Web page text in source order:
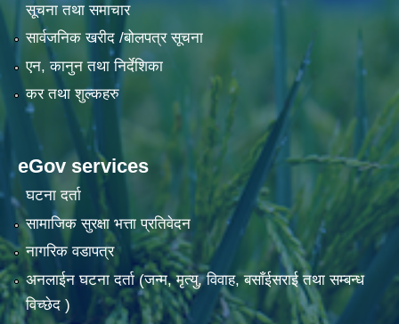
सूचना तथा समाचार
सार्वजनिक खरीद /बोलपत्र सूचना
एन, कानुन तथा निर्देशिका
कर तथा शुल्कहरु
eGov services
घटना दर्ता
सामाजिक सुरक्षा भत्ता प्रतिवेदन
नागरिक वडापत्र
अनलाईन घटना दर्ता (जन्म, मृत्यु, विवाह, बसाँईसराई तथा सम्बन्ध
विच्छेद )